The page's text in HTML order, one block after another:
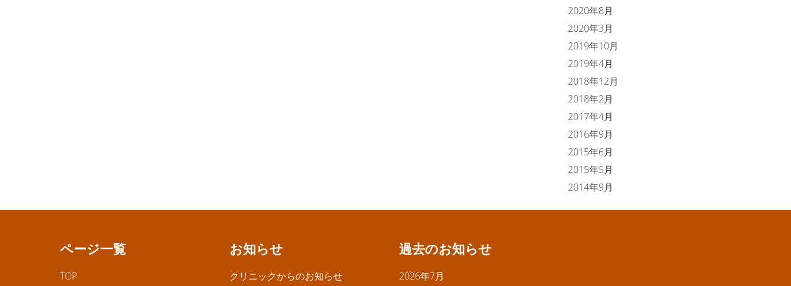
2020年8月
2020年3月
2019年10月
2019年4月
2018年12月
2018年2月
2017年4月
2016年9月
2015年6月
2015年5月
2014年9月
ページ一覧
TOP
お知らせ
クリニックからのお知らせ
過去のお知らせ
2026年7月